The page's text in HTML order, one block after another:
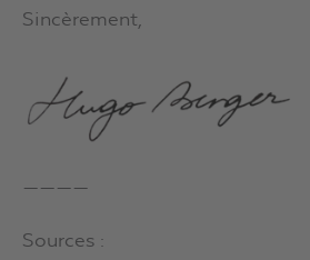
Sincèrement,
————
Sources :